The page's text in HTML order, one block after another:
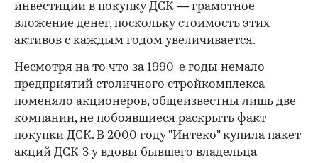
инвестиции в покупку ДСК — грамотное
вложение денег, поскольку стоимость этих
активов с каждым годом увеличивается.
Несмотря на то что за 1990-е годы немало
предприятий столичного стройкомплекса
поменяло акционеров, общеизвестны лишь две
компании, не побоявшиеся раскрыть факт
покупки ДСК. В 2000 году "Интеко" купила пакет
акций ДСК-3 у вдовы бывшего владельца